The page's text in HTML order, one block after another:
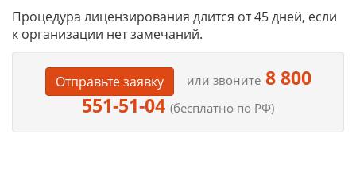
Процедура лицензирования длится от 45 дней, если
к организации нет замечаний.
Отправьте заявку или звоните8 800
551-51-04 (бесплатно по РФ)